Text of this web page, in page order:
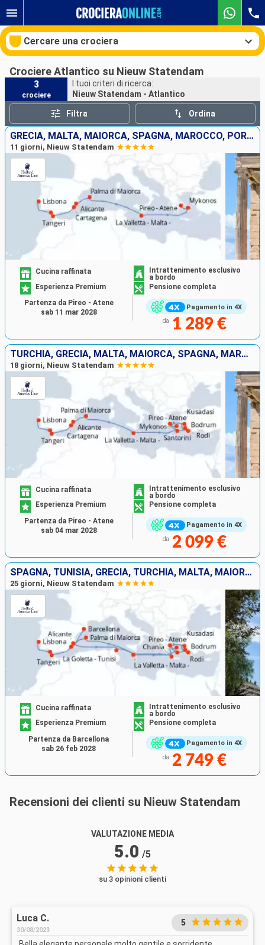
Cercare una crociera
Le nostre destinazioni
Mesi di partenza
Porti
Ricerca
Crociere Atlantico su Nieuw Statendam
3
crociere
I tuoi criteri di ricerca:
Nieuw Statendam - Atlantico
Filtra Ordina
GRECIA, MALTA, MAIORCA, SPAGNA, MAROCCO, PORTOGALLO
11 giorni, Nieuw Statendam
Pagamento in 4X
Cucina raffinata
Intrattenimento esclusivo
a bordo
Esperienza Premium
Pensione completa
da 1 289 €
Partenza da Pireo - Atene
sab 11 mar 2028
TURCHIA, GRECIA, MALTA, MAIORCA, SPAGNA, MAROCCO, PORTOGALLO
18 giorni, Nieuw Statendam
Pagamento in 4X
Cucina raffinata
Intrattenimento esclusivo
a bordo
Esperienza Premium
Pensione completa
da 2 099 €
Partenza da Pireo - Atene
sab 04 mar 2028
SPAGNA, TUNISIA, GRECIA, TURCHIA, MALTA, MAIORCA, MAROCCO, PORTOGALLO
25 giorni, Nieuw Statendam
Pagamento in 4X
Cucina raffinata
Intrattenimento esclusivo
a bordo
Esperienza Premium
Pensione completa
da 2 749 €
Partenza da Barcellona
sab 26 feb 2028
Recensioni dei clienti su Nieuw Statendam
VALUTAZIONE MEDIA
5.0 /5
su 3 opinioni clienti
Luca C.
30/08/2023
5